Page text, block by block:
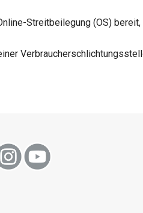
Streitbeilegung (OS)